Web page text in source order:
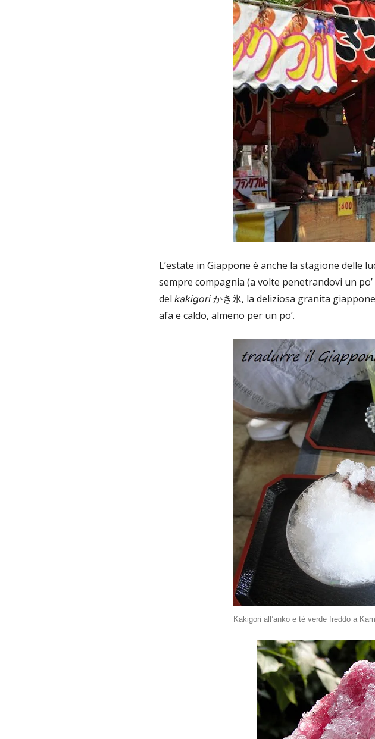
L’estate in Giappone è anche la stagione delle
sempre compagnia (a volte penetrandovi un
del kakigori かき氷, la deliziosa granita
afa e caldo, almeno per un po’.
Kakigori all’anko e tè verde freddo a